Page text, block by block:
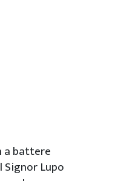
a battere
Lupo